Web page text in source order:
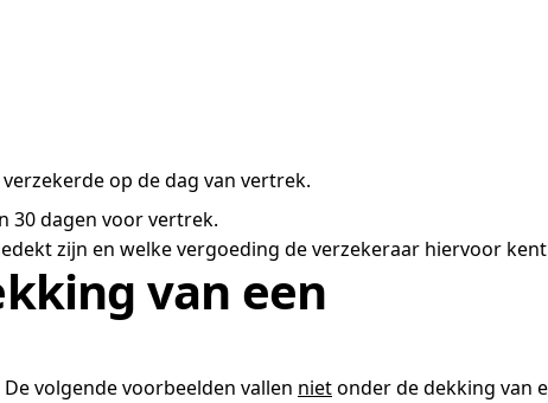
op de dag van vertrek.
30 dagen voor vertrek.
zijn en welke vergoeding de verzekeraar hiervoor
van een
volgende voorbeelden vallen nietonder de dekking van